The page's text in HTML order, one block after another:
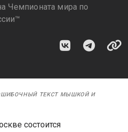
Чемпионата мира по
ТЕКСТ МЫШКОЙ И
состоится